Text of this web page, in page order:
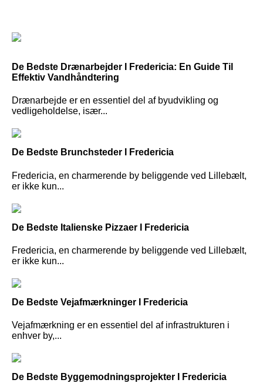
De Bedste Drænarbejder I Fredericia: En Guide Til
Effektiv Vandhåndtering
Drænarbejde er en essentiel del af byudvikling og
vedligeholdelse, især...
De Bedste Brunchsteder I Fredericia
Fredericia, en charmerende by beliggende ved Lillebælt,
er ikke kun...
De Bedste Italienske Pizzaer I Fredericia
Fredericia, en charmerende by beliggende ved Lillebælt,
er ikke kun...
De Bedste Vejafmærkninger I Fredericia
Vejafmærkning er en essentiel del af infrastrukturen i
enhver by,...
De Bedste Byggemodningsprojekter I Fredericia